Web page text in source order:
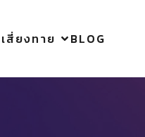
เสี่ยงทาย BLOG